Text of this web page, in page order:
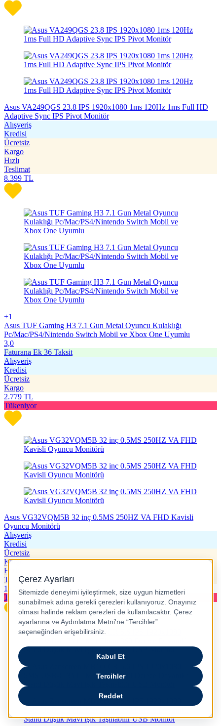
Asus VA249QGS 23.8 IPS 1920x1080 1ms 120Hz 1ms Full HD
Adaptive Sync IPS Pivot Monitör
Alışveriş
Kredisi
Ücretsiz
Kargo
Hızlı
Teslimat
8.399 TL
+1
Asus TUF Gaming H3 7.1 Gun Metal Oyuncu Kulaklığı
Pc/Mac/PS4/Nintendo Switch Mobil ve Xbox One Uyumlu
3,0
Faturana Ek 36 Taksit
Alışveriş
Kredisi
Ücretsiz
Kargo
2.779 TL
Tükeniyor
Asus VG32VQM5B 32 inç 0.5MS 250HZ VA FHD Kavisli
Oyuncu Monitörü
Alışveriş
Kredisi
Ücretsiz
Kargo
Hızlı
Teslimat
15.759
TL
Tükeniyor